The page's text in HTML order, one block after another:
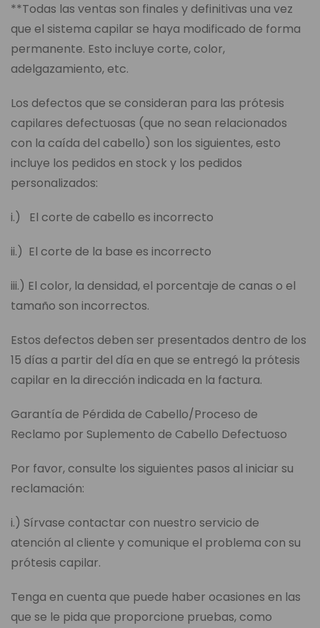
**Todas las ventas son finales y definitivas una vez
que el sistema capilar se haya modificado de forma
permanente. Esto incluye corte, color,
adelgazamiento, etc.
Los defectos que se consideran para las prótesis
capilares defectuosas (que no sean relacionados
con la caída del cabello) son los siguientes, esto
incluye los pedidos en stock y los pedidos
personalizados:
i.) El corte de cabello es incorrecto
ii.) El corte de la base es incorrecto
iii.) El color, la densidad, el porcentaje de canas o el
tamaño son incorrectos.
Estos defectos deben ser presentados dentro de los
15 días a partir del día en que se entregó la prótesis
capilar en la dirección indicada en la factura.
Garantía de Pérdida de Cabello/Proceso de
Reclamo por Suplemento de Cabello Defectuoso
Por favor, consulte los siguientes pasos al iniciar su
reclamación:
i.) Sírvase contactar con nuestro servicio de
atención al cliente y comunique el problema con su
prótesis capilar.
Tenga en cuenta que puede haber ocasiones en las
que se le pida que proporcione pruebas, como